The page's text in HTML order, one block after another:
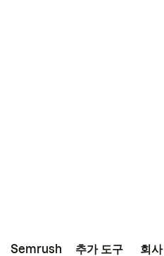
Semrush 추가 도구 회사